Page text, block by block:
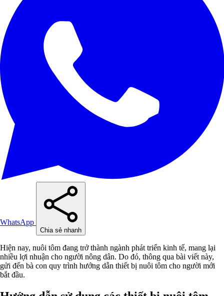
WhatsApp
Chia sẻ nhanh
Hiện nay, nuôi tôm đang trở thành ngành phát triển kinh tế, mang lại
nhiều lợi nhuận cho người nông dân. Do đó, thông qua bài viết này,
gửi đến bà con quy trình hướng dẫn thiết bị nuôi tôm cho người mới
bắt đầu.